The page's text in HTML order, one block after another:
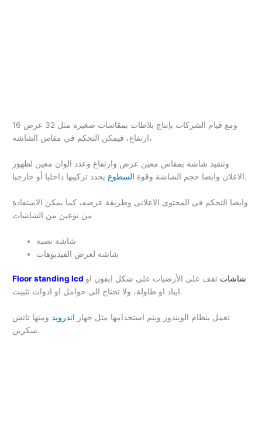
ومع قيام الشركات بإنتاج بلاطات بمقاسات صغيرة مثل 32 عرض 16
ارتفاع، فيمكن التحكم في مقاس الشاشة،
وتنفيذ شاشة بمقاس معين عرض وارتفاع وعدد الوان معين لظهور
الاعلان وايضا حجم الشاشة وقوة السطوع يحدد تركيبها داخليا أو خارجيا.
وايضا التحكم فى المحتوى الاعلانى وطريقة عرضه، كما يمكن الاستفادة
من نوعين من الشاشات
شاشة نصية
شاشة لعرض الفيديوهات
Floor standing lcd شاشات تقف على الأرضيات على شكل ايفون او
ايباد او طاولة، ولا تحتاج الى حوامل او ادوات تثبيت.
تعمل بنظام الويندوز ويتم استخدامها مثل جهاز اندرويد ومنها تاتش
سكرين.